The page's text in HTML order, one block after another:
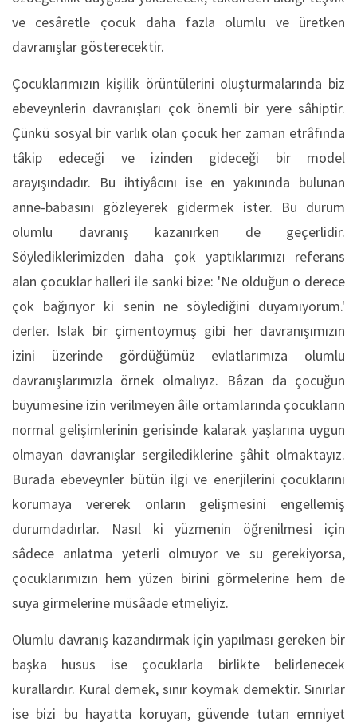
ve cesâretle çocuk daha fazla olumlu ve üretken
davranışlar gösterecektir.
Çocuklarımızın kişilik örüntülerini oluşturmalarında biz
ebeveynlerin davranışları çok önemli bir yere sâhiptir.
Çünkü sosyal bir varlık olan çocuk her zaman etrâfında
tâkip edeceği ve izinden gideceği bir model
arayışındadır. Bu ihtiyâcını ise en yakınında bulunan
anne-babasını gözleyerek gidermek ister. Bu durum
olumlu davranış kazanırken de geçerlidir.
Söylediklerimizden daha çok yaptıklarımızı referans
alan çocuklar halleri ile sanki bize: 'Ne olduğun o derece
çok bağırıyor ki senin ne söylediğini duyamıyorum.'
derler. Islak bir çimentoymuş gibi her davranışımızın
izini üzerinde gördüğümüz evlatlarımıza olumlu
davranışlarımızla örnek olmalıyız. Bâzan da çocuğun
büyümesine izin verilmeyen âile ortamlarında çocukların
normal gelişimlerinin gerisinde kalarak yaşlarına uygun
olmayan davranışlar sergilediklerine şâhit olmaktayız.
Burada ebeveynler bütün ilgi ve enerjilerini çocuklarını
korumaya vererek onların gelişmesini engellemiş
durumdadırlar. Nasıl ki yüzmenin öğrenilmesi için
sâdece anlatma yeterli olmuyor ve su gerekiyorsa,
çocuklarımızın hem yüzen birini görmelerine hem de
suya girmelerine müsâade etmeliyiz.
Olumlu davranış kazandırmak için yapılması gereken bir
başka husus ise çocuklarla birlikte belirlenecek
kurallardır. Kural demek, sınır koymak demektir. Sınırlar
ise bizi bu hayatta koruyan, güvende tutan emniyet